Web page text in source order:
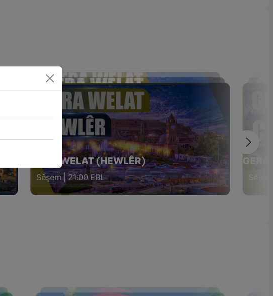
GERA WELAT (HEWLÊR)
Sêşem | 21:00 EBL